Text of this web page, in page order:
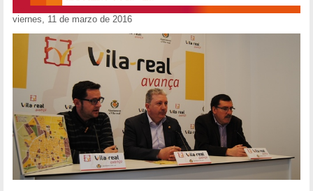
viernes, 11 de marzo de 2016